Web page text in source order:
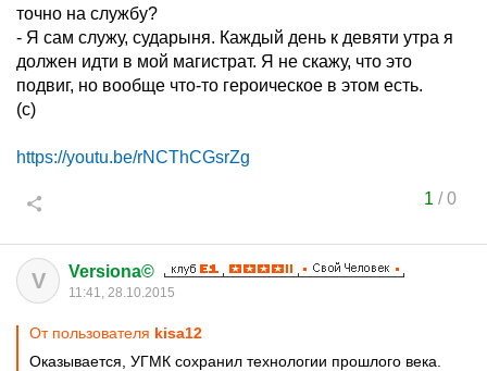
точно на службу?
- Я сам служу, сударыня. Каждый день к девяти утра я
должен идти в мой магистрат. Я не скажу, что это
подвиг, но вообще что-то героическое в этом есть.
(с)
https://youtu.be/rNCThCGsrZg
1 /0
V Versiona©
11:41, 28.10.2015
От пользователя kisa12
Оказывается, УГМК сохранил технологии прошлого века.